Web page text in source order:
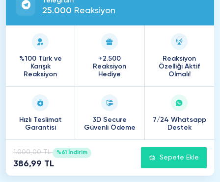
25.000 Reaksiyon
%100 Türk ve
Karışık
Reaksiyon
+2.500
Reaksiyon
Hediye
Reaksiyon
Özelliği Aktif
Olmalı!
Hızlı Teslimat
Garantisi
3D Secure
Güvenli Ödeme
7/24 Whatsapp
Destek
1.000,00 TL %61 İndirim
386,99 TL
Sepete Ekle